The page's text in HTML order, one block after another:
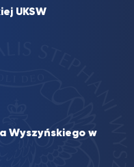
UKSW
Wyszyńskiego w